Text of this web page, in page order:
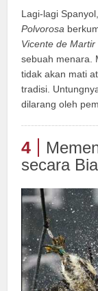
Lagi-lagi
Polvorosa
Vicente de Martir
sebuah menara.
tidak akan mati
tradisi.
dilarang oleh
4
secara